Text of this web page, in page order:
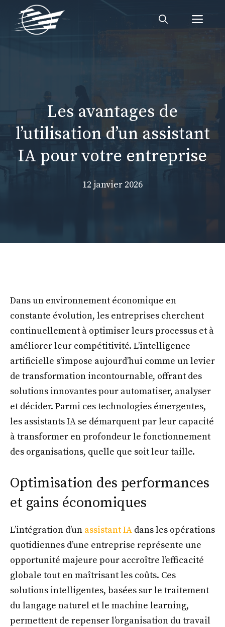
contenu
Les avantages de
l’utilisation d’un assistant
IA pour votre entreprise
12 janvier 2026
Dans un environnement économique en
constante évolution, les entreprises cherchent
continuellement à optimiser leurs processus et à
améliorer leur compétitivité. L’intelligence
artificielle s’impose aujourd’hui comme un levier
de transformation incontournable, offrant des
solutions innovantes pour automatiser, analyser
et décider. Parmi ces technologies émergentes,
les assistants IA se démarquent par leur capacité
à transformer en profondeur le fonctionnement
des organisations, quelle que soit leur taille.
Optimisation des performances
et gains économiques
L’intégration d’un assistant IA dans les opérations
quotidiennes d’une entreprise représente une
opportunité majeure pour accroître l’efficacité
globale tout en maîtrisant les coûts. Ces
solutions intelligentes, basées sur le traitement
du langage naturel et le machine learning,
permettent de repenser l’organisation du travail